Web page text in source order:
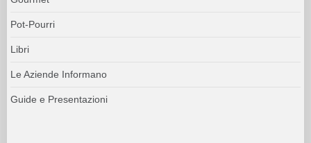
Pot-Pourri
Libri
Le Aziende Informano
Guide e Presentazioni